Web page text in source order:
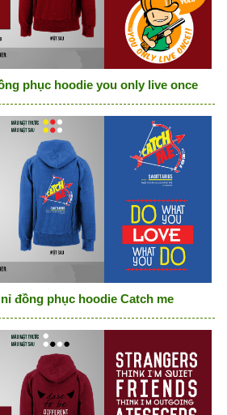
phục hoodie you only live once
đồng phục hoodie Catch me